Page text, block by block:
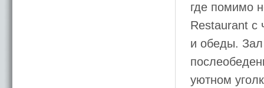
где помимо
Restaurant с
и обеды.
уютном